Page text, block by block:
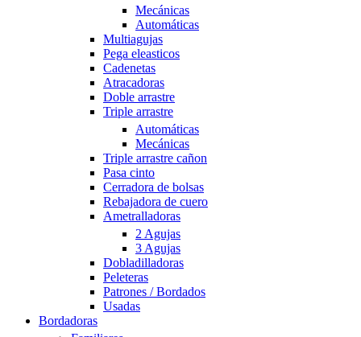
Mecánicas
Automáticas
Multiagujas
Pega eleasticos
Cadenetas
Atracadoras
Doble arrastre
Triple arrastre
Automáticas
Mecánicas
Triple arrastre cañon
Pasa cinto
Cerradora de bolsas
Rebajadora de cuero
Ametralladoras
2 Agujas
3 Agujas
Dobladilladoras
Peleteras
Patrones / Bordados
Usadas
Bordadoras